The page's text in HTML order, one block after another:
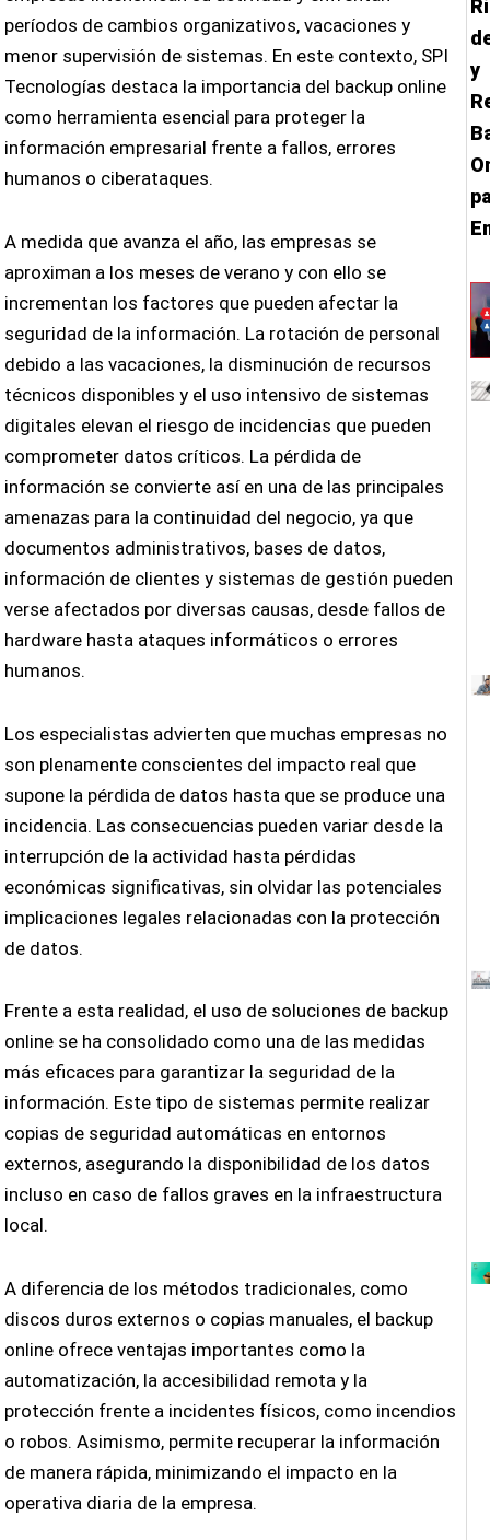
períodos de cambios organizativos, vacaciones y
menor supervisión de sistemas. En este contexto, SPI
Tecnologías destaca la importancia del backup online
como herramienta esencial para proteger la
información empresarial frente a fallos, errores
humanos o ciberataques.
A medida que avanza el año, las empresas se
aproximan a los meses de verano y con ello se
incrementan los factores que pueden afectar la
seguridad de la información. La rotación de personal
debido a las vacaciones, la disminución de recursos
técnicos disponibles y el uso intensivo de sistemas
digitales elevan el riesgo de incidencias que pueden
comprometer datos críticos. La pérdida de
información se convierte así en una de las principales
amenazas para la continuidad del negocio, ya que
documentos administrativos, bases de datos,
información de clientes y sistemas de gestión pueden
verse afectados por diversas causas, desde fallos de
hardware hasta ataques informáticos o errores
humanos.
Los especialistas advierten que muchas empresas no
son plenamente conscientes del impacto real que
supone la pérdida de datos hasta que se produce una
incidencia. Las consecuencias pueden variar desde la
interrupción de la actividad hasta pérdidas
económicas significativas, sin olvidar las potenciales
implicaciones legales relacionadas con la protección
de datos.
Frente a esta realidad, el uso de soluciones de backup
online se ha consolidado como una de las medidas
más eficaces para garantizar la seguridad de la
información. Este tipo de sistemas permite realizar
copias de seguridad automáticas en entornos
externos, asegurando la disponibilidad de los datos
incluso en caso de fallos graves en la infraestructura
local.
A diferencia de los métodos tradicionales, como
discos duros externos o copias manuales, el backup
online ofrece ventajas importantes como la
automatización, la accesibilidad remota y la
protección frente a incidentes físicos, como incendios
o robos. Asimismo, permite recuperar la información
de manera rápida, minimizando el impacto en la
operativa diaria de la empresa.
y